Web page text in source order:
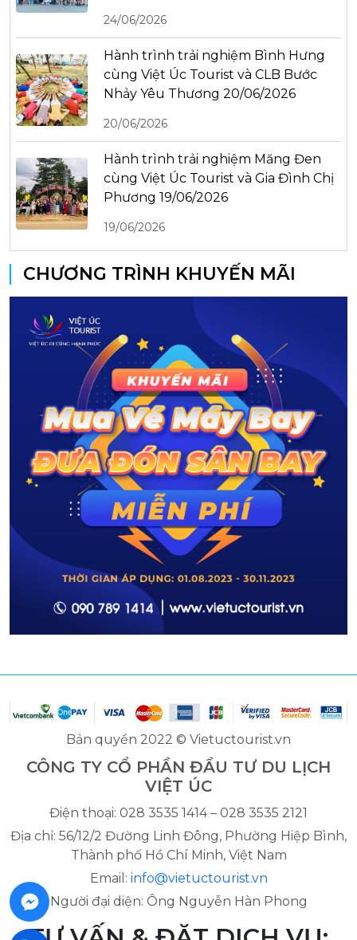
24/06/2026
Hành trình trải nghiệm Bình Hưng
cùng Việt Úc Tourist và CLB Bước
Nhảy Yêu Thương 20/06/2026
20/06/2026
Hành trình trải nghiệm Măng Đen
cùng Việt Úc Tourist và Gia Đình Chị
Phương 19/06/2026
19/06/2026
CHƯƠNG TRÌNH KHUYẾN MÃI
Bản quyền 2022 © Vietuctourist.vn
CÔNG TY CỔ PHẦN ĐẦU TƯ DU LỊCH
VIỆT ÚC
Điện thoại: 028 3535 1414 – 028 3535 2121
Địa chỉ: 56/12/2 Đường Linh Đông, Phường Hiệp Bình,
Thành phố Hồ Chí Minh, Việt Nam
Email: info@vietuctourist.vn
Người đại diện: Ông Nguyễn Hàn Phong